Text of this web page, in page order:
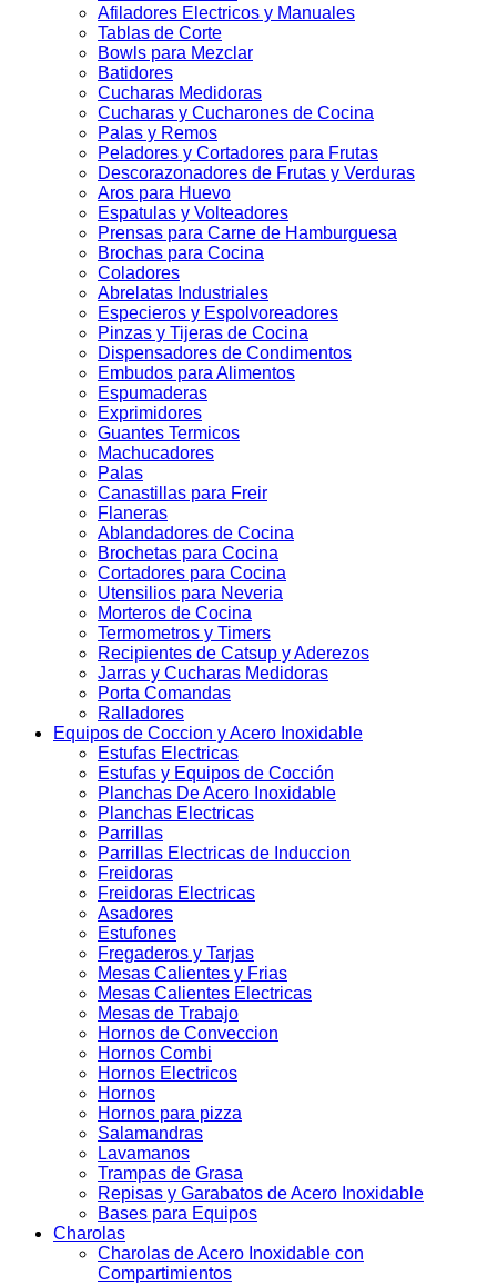
Afiladores Electricos y Manuales
Tablas de Corte
Bowls para Mezclar
Batidores
Cucharas Medidoras
Cucharas y Cucharones de Cocina
Palas y Remos
Peladores y Cortadores para Frutas
Descorazonadores de Frutas y Verduras
Aros para Huevo
Espatulas y Volteadores
Prensas para Carne de Hamburguesa
Brochas para Cocina
Coladores
Abrelatas Industriales
Especieros y Espolvoreadores
Pinzas y Tijeras de Cocina
Dispensadores de Condimentos
Embudos para Alimentos
Espumaderas
Exprimidores
Guantes Termicos
Machucadores
Palas
Canastillas para Freir
Flaneras
Ablandadores de Cocina
Brochetas para Cocina
Cortadores para Cocina
Utensilios para Neveria
Morteros de Cocina
Termometros y Timers
Recipientes de Catsup y Aderezos
Jarras y Cucharas Medidoras
Porta Comandas
Ralladores
Equipos de Coccion y Acero Inoxidable
Estufas Electricas
Estufas y Equipos de Cocción
Planchas De Acero Inoxidable
Planchas Electricas
Parrillas
Parrillas Electricas de Induccion
Freidoras
Freidoras Electricas
Asadores
Estufones
Fregaderos y Tarjas
Mesas Calientes y Frias
Mesas Calientes Electricas
Mesas de Trabajo
Hornos de Conveccion
Hornos Combi
Hornos Electricos
Hornos
Hornos para pizza
Salamandras
Lavamanos
Trampas de Grasa
Repisas y Garabatos de Acero Inoxidable
Bases para Equipos
Charolas
Charolas de Acero Inoxidable con
Compartimientos